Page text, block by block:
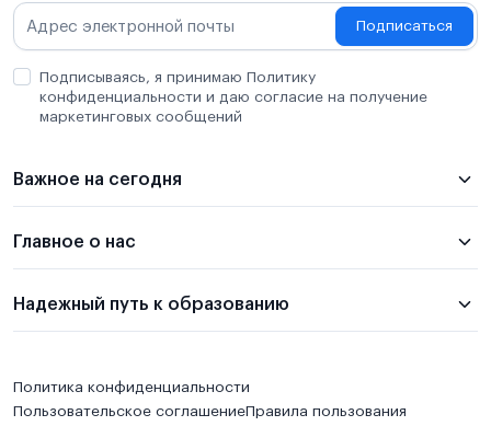
Подписаться
Подписываясь, я принимаю Политику
конфиденциальности и даю согласие на получение
маркетинговых сообщений
Важное на сегодня
Главное о нас
Надежный путь к образованию
Политика конфиденциальности
Пользовательское соглашениеПравила пользования